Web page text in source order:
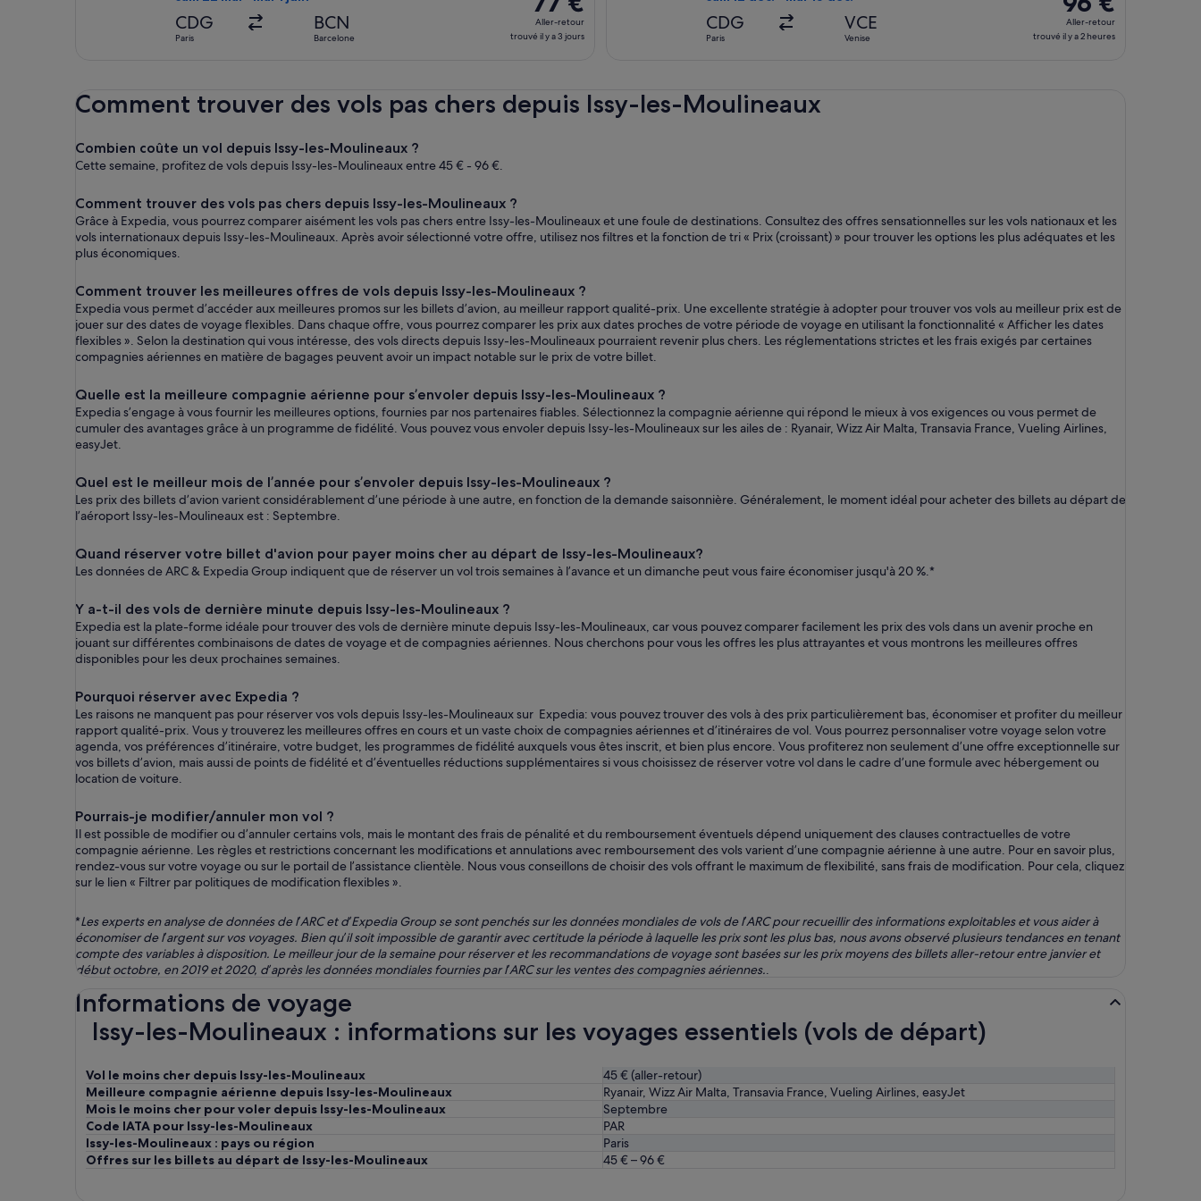
a
6
jours
a
11
heures
CDG
Paris
BCN
Barcelone
Aller-
retour,
a
Aller-retour
trouvé il y a 3 jours
CDG
Paris
VCE
Venise
Aller-
retour,
Aller-retour
trouvé il y a 2 heures
Comment trouver des vols pas chers depuis Issy-les-Moulineaux
Combien coûte un vol depuis Issy-les-Moulineaux ?
Cette semaine, profitez de vols depuis Issy-les-Moulineaux entre 45 € - 96 €.
Comment trouver des vols pas chers depuis Issy-les-Moulineaux ?
Grâce à Expedia, vous pourrez comparer aisément les vols pas chers entre Issy-les-Moulineaux et une foule de destinations. Consultez des offres sensationnelles sur les vols nationaux et les
vols internationaux depuis Issy-les-Moulineaux. Après avoir sélectionné votre offre, utilisez nos filtres et la fonction de tri « Prix (croissant) » pour trouver les options les plus adéquates et les
plus économiques.
Comment trouver les meilleures offres de vols depuis Issy-les-Moulineaux ?
Expedia vous permet d’accéder aux meilleures promos sur les billets d’avion, au meilleur rapport qualité-prix. Une excellente stratégie à adopter pour trouver vos vols au meilleur prix est de
jouer sur des dates de voyage flexibles. Dans chaque offre, vous pourrez comparer les prix aux dates proches de votre période de voyage en utilisant la fonctionnalité « Afficher les dates
flexibles ». Selon la destination qui vous intéresse, des vols directs depuis Issy-les-Moulineaux pourraient revenir plus chers. Les réglementations strictes et les frais exigés par certaines
compagnies aériennes en matière de bagages peuvent avoir un impact notable sur le prix de votre billet.
Quelle est la meilleure compagnie aérienne pour s’envoler depuis Issy-les-Moulineaux ?
Expedia s’engage à vous fournir les meilleures options, fournies par nos partenaires fiables. Sélectionnez la compagnie aérienne qui répond le mieux à vos exigences ou vous permet de
cumuler des avantages grâce à un programme de fidélité. Vous pouvez vous envoler depuis Issy-les-Moulineaux sur les ailes de : Ryanair, Wizz Air Malta, Transavia France, Vueling Airlines,
easyJet.
Quel est le meilleur mois de l’année pour s’envoler depuis Issy-les-Moulineaux ?
Les prix des billets d’avion varient considérablement d’une période à une autre, en fonction de la demande saisonnière. Généralement, le moment idéal pour acheter des billets au départ de
l’aéroport Issy-les-Moulineaux est : Septembre.
Quand réserver votre billet d'avion pour payer moins cher au départ de Issy-les-Moulineaux?
Les données de ARC & Expedia Group indiquent que de réserver un vol trois semaines à l’avance et un dimanche peut vous faire économiser jusqu'à 20 %.*
Y a-t-il des vols de dernière minute depuis Issy-les-Moulineaux ?
Expedia est la plate-forme idéale pour trouver des vols de dernière minute depuis Issy-les-Moulineaux, car vous pouvez comparer facilement les prix des vols dans un avenir proche en
jouant sur différentes combinaisons de dates de voyage et de compagnies aériennes. Nous cherchons pour vous les offres les plus attrayantes et vous montrons les meilleures offres
disponibles pour les deux prochaines semaines.
Pourquoi réserver avec Expedia ?
Les raisons ne manquent pas pour réserver vos vols depuis Issy-les-Moulineaux sur Expedia: vous pouvez trouver des vols à des prix particulièrement bas, économiser et profiter du meilleur
rapport qualité-prix. Vous y trouverez les meilleures offres en cours et un vaste choix de compagnies aériennes et d’itinéraires de vol. Vous pourrez personnaliser votre voyage selon votre
agenda, vos préférences d’itinéraire, votre budget, les programmes de fidélité auxquels vous êtes inscrit, et bien plus encore. Vous profiterez non seulement d’une offre exceptionnelle sur
vos billets d’avion, mais aussi de points de fidélité et d’éventuelles réductions supplémentaires si vous choisissez de réserver votre vol dans le cadre d’une formule avec hébergement ou
location de voiture.
Pourrais-je modifier/annuler mon vol ?
Il est possible de modifier ou d’annuler certains vols, mais le montant des frais de pénalité et du remboursement éventuels dépend uniquement des clauses contractuelles de votre
compagnie aérienne. Les règles et restrictions concernant les modifications et annulations avec remboursement des vols varient d’une compagnie aérienne à une autre. Pour en savoir plus,
rendez-vous sur votre voyage ou sur le portail de l’assistance clientèle. Nous vous conseillons de choisir des vols offrant le maximum de flexibilité, sans frais de modification. Pour cela, cliquez
sur le lien « Filtrer par politiques de modification flexibles ».
*Les experts en analyse de données de l’ARC et d’Expedia Group se sont penchés sur les données mondiales de vols de l’ARC pour recueillir des informations exploitables et vous aider à
économiser de l’argent sur vos voyages. Bien qu’il soit impossible de garantir avec certitude la période à laquelle les prix sont les plus bas, nous avons observé plusieurs tendances en tenant
compte des variables à disposition. Le meilleur jour de la semaine pour réserver et les recommandations de voyage sont basées sur les prix moyens des billets aller-retour entre janvier et
début octobre, en 2019 et 2020, d’après les données mondiales fournies par l’ARC sur les ventes des compagnies aériennes..
Informations de voyage
Issy-les-Moulineaux : informations sur les voyages essentiels (vols de départ)
Vol le moins cher depuis Issy-les-Moulineaux
45 € (aller-retour)
Meilleure compagnie aérienne depuis Issy-les-Moulineaux
Ryanair, Wizz Air Malta, Transavia France, Vueling Airlines, easyJet
Mois le moins cher pour voler depuis Issy-les-Moulineaux
Septembre
Code IATA pour Issy-les-Moulineaux
PAR
Issy-les-Moulineaux : pays ou région
Paris
Offres sur les billets au départ de Issy-les-Moulineaux
45 € – 96 €